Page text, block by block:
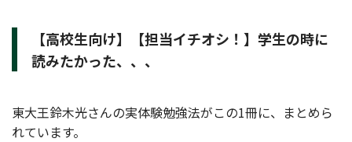
【高校生向け】【担当イチオシ！】学生の時に
読みたかった、、、
東大王鈴木光さんの実体験勉強法がこの1冊に、まとめら
れています。